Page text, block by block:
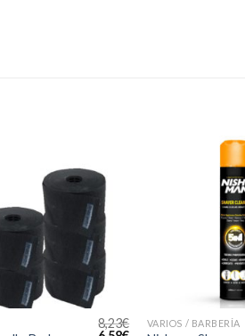
8,23€ VARIOS / BARBERÍA